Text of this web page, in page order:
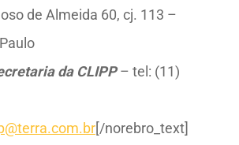
de Almeida 60, cj. 113 –
da CLIPP– tel: (11)
[/norebro_text]